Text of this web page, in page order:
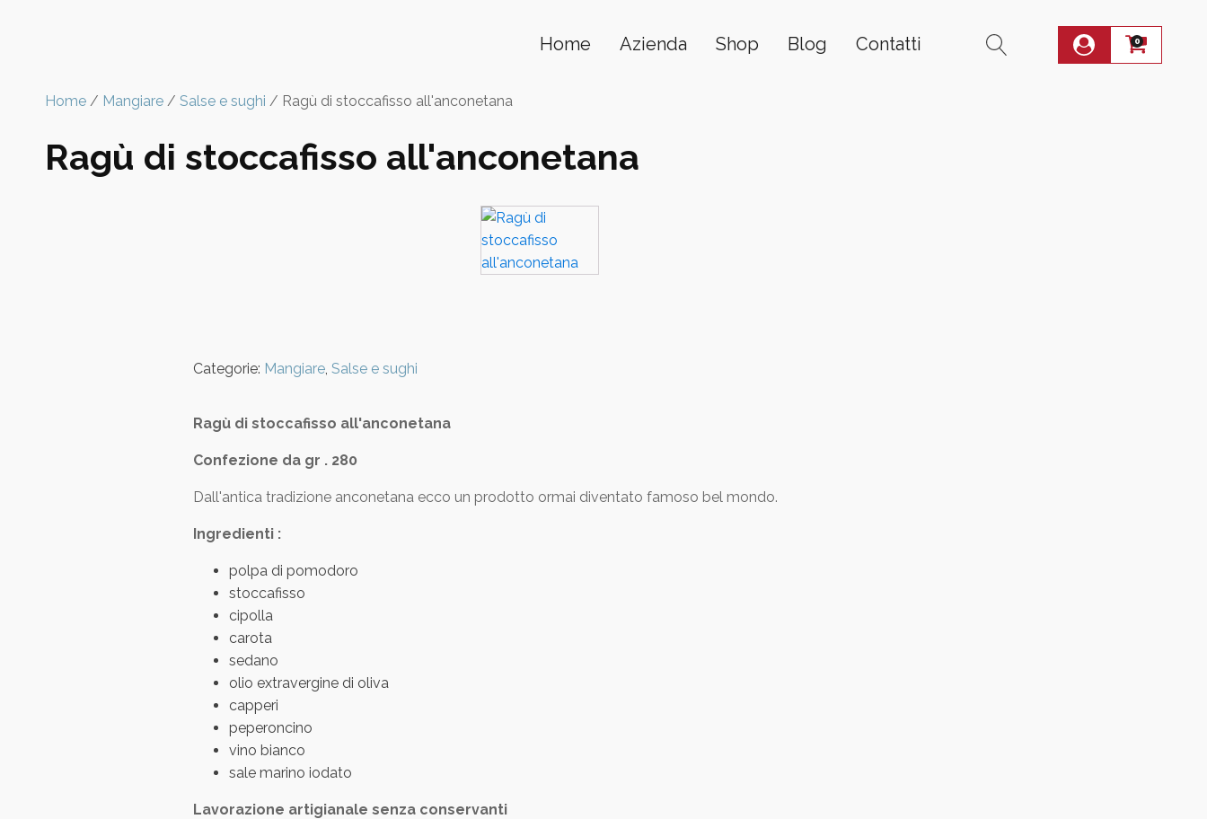
Home Azienda Shop Blog Contatti 0
Home / Mangiare / Salse e sughi / Ragù di stoccafisso all'anconetana
Ragù di stoccafisso all'anconetana
Categorie: Mangiare, Salse e sughi
Ragù di stoccafisso all'anconetana
Confezione da gr . 280
Dall'antica tradizione anconetana ecco un prodotto ormai diventato famoso bel mondo.
Ingredienti :
polpa di pomodoro
stoccafisso
cipolla
carota
sedano
olio extravergine di oliva
capperi
peperoncino
vino bianco
sale marino iodato
Lavorazione artigianale senza conservanti